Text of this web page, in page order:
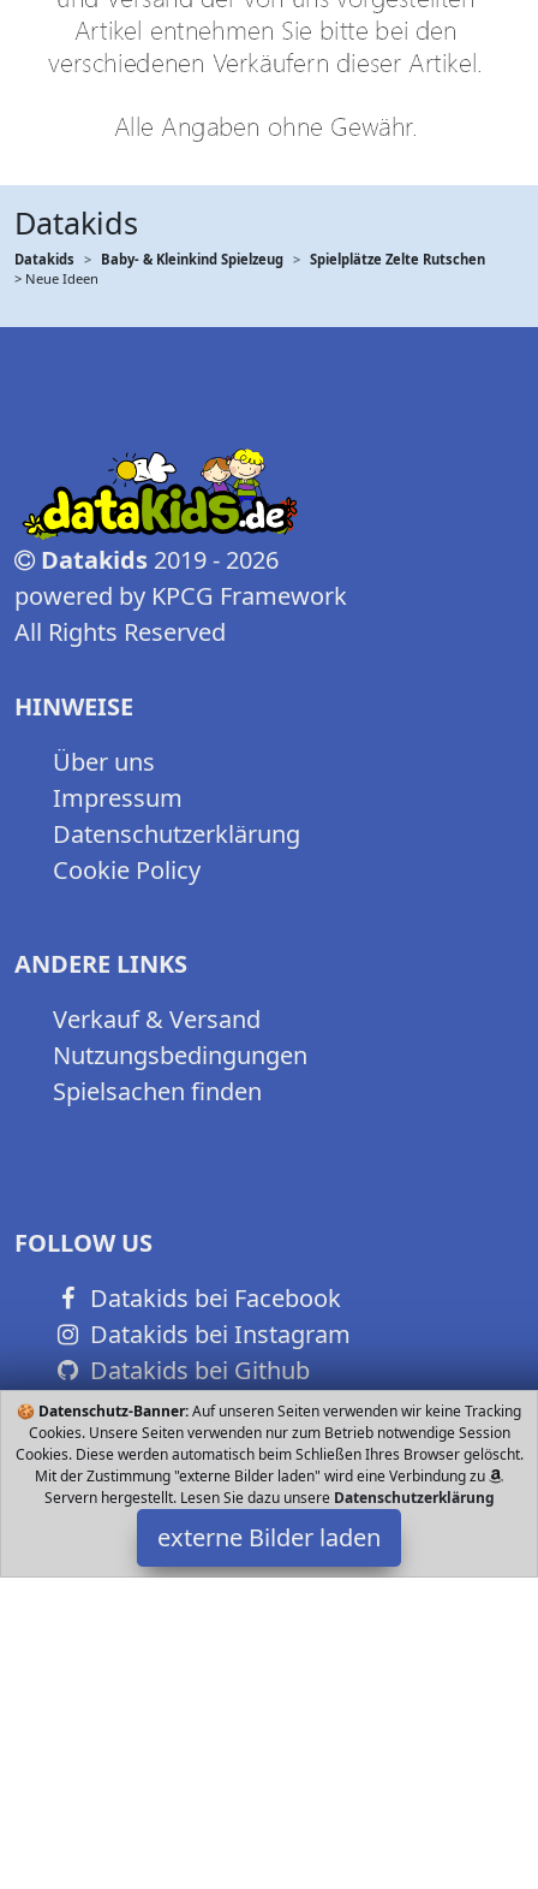
Datakids
Datakids Baby- & Kleinkind Spielzeug
Spielplätze Zelte Rutschen
> Neue Ideen
🍪 Datenschutz-Banner:Auf unseren Seiten verwenden wir keine Tracking
Cookies. Unsere Seiten verwenden nur zum Betrieb notwendige Session
Cookies. Diese werden automatisch beim Schließen Ihres Browser gelöscht.
Mit der Zustimmung "externe Bilder laden" wird eine Verbindung zu
Servern hergestellt. Lesen Sie dazu unsere Datenschutzerklärung
externe Bilder laden
Datakids 2019 - 2026
powered by KPCG Framework
All Rights Reserved
HINWEISE
Über uns
Impressum
Datenschutzerklärung
Cookie Policy
ANDERE LINKS
Verkauf & Versand
Nutzungsbedingungen
Spielsachen finden
FOLLOW US
Datakids bei Facebook
Datakids bei Instagram
Datakids bei Github